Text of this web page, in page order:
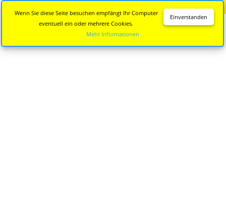
Einverstanden
Wenn Sie diese Seite besuchen empfängt Ihr Computer
eventuell ein oder mehrere Cookies.
Mehr Informationen